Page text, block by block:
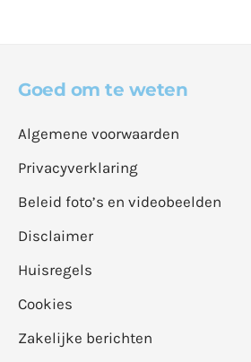
Goed om te weten
Algemene voorwaarden
Privacyverklaring
Beleid foto’s en videobeelden
Disclaimer
Huisregels
Cookies
Zakelijke berichten